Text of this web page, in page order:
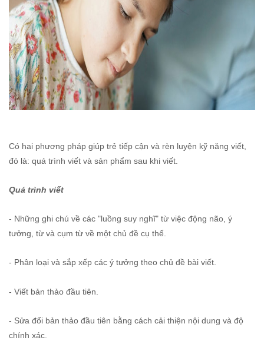
Có hai phương pháp giúp trẻ tiếp cận và rèn luyện kỹ năng viết,
đó là: quá trình viết và sản phẩm sau khi viết.
Quá trình viết
- Những ghi chú về các "luồng suy nghĩ" từ việc động não, ý
tưởng, từ và cụm từ về một chủ đề cụ thể.
- Phân loại và sắp xếp các ý tưởng theo chủ đề bài viết.
- Viết bản thảo đầu tiên.
- Sửa đổi bản thảo đầu tiên bằng cách cải thiện nội dung và độ
chính xác.